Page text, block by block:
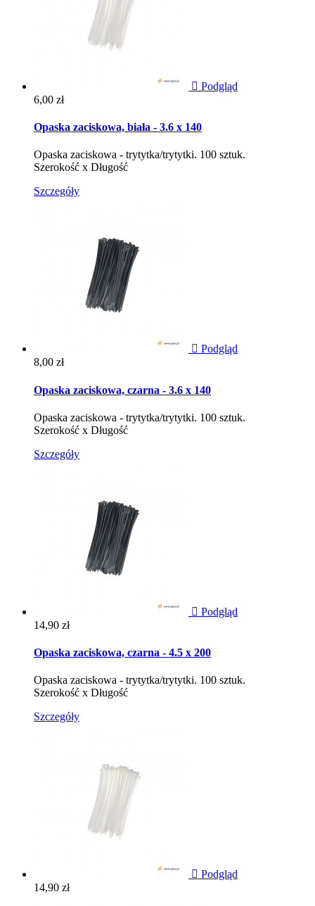
 Podgląd
Cena
6,00 zł
Opaska zaciskowa, biała - 3.6 x 140
Opaska zaciskowa - trytytka/trytytki. 100 sztuk.
Szerokość x Długość
Szczegóły
 Podgląd
Cena
8,00 zł
Opaska zaciskowa, czarna - 3.6 x 140
Opaska zaciskowa - trytytka/trytytki. 100 sztuk.
Szerokość x Długość
Szczegóły
 Podgląd
Cena
14,90 zł
Opaska zaciskowa, czarna - 4.5 x 200
Opaska zaciskowa - trytytka/trytytki. 100 sztuk.
Szerokość x Długość
Szczegóły
 Podgląd
Cena
14,90 zł